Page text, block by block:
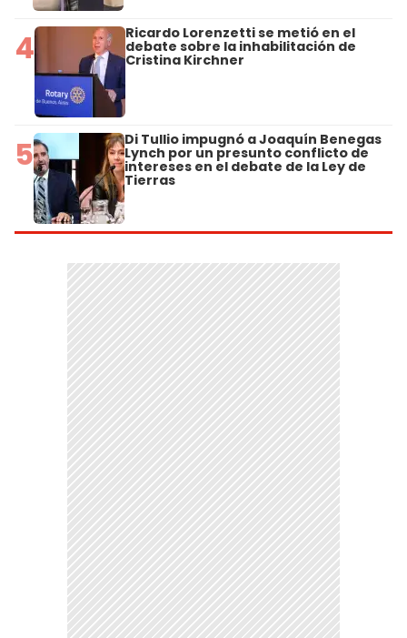
4 Ricardo Lorenzetti se metió en el
debate sobre la inhabilitación de
Cristina Kirchner
5 Di Tullio impugnó a Joaquín Benegas
Lynch por un presunto conflicto de
intereses en el debate de la Ley de
Tierras